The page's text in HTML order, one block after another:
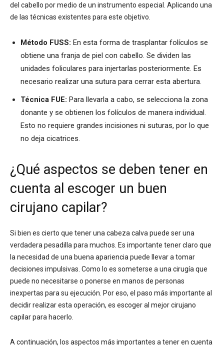
del cabello por medio de un instrumento especial. Aplicando una
de las técnicas existentes para este objetivo.
Método FUSS: En esta forma de trasplantar folículos se
obtiene una franja de piel con cabello. Se dividen las
unidades foliculares para injertarlas posteriormente. Es
necesario realizar una sutura para cerrar esta abertura.
Técnica FUE: Para llevarla a cabo, se selecciona la zona
donante y se obtienen los folículos de manera individual.
Esto no requiere grandes incisiones ni suturas, por lo que
no deja cicatrices.
¿Qué aspectos se deben tener en
cuenta al escoger un buen
cirujano capilar?
Si bien es cierto que tener una cabeza calva puede ser una
verdadera pesadilla para muchos. Es importante tener claro que
la necesidad de una buena apariencia puede llevar a tomar
decisiones impulsivas. Como lo es someterse a una cirugía que
puede no necesitarse o ponerse en manos de personas
inexpertas para su ejecución. Por eso, el paso más importante al
decidir realizar esta operación, es escoger al mejor cirujano
capilar para hacerlo.
A continuación, los aspectos más importantes a tener en cuenta